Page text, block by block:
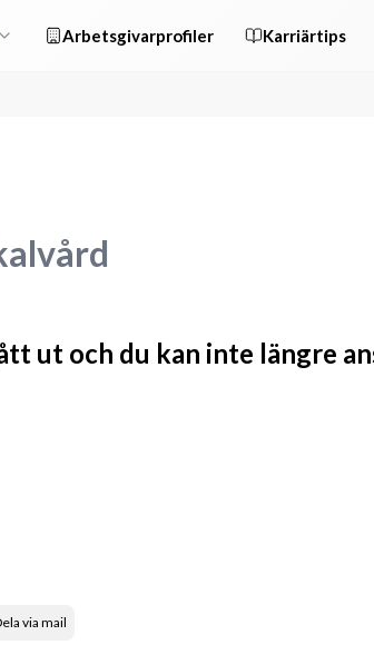
Arbetsgivarprofiler Karriärtips
ut och du kan inte längre
via mail